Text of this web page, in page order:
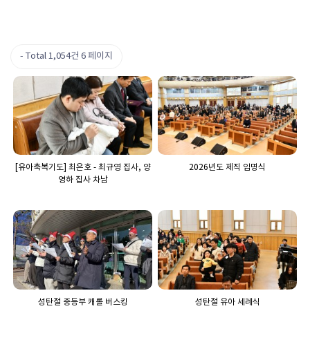
Total 1,054건 6 페이지
[유아축복기도] 최은호 - 최규영 집사, 양
영하 집사 차남
2026년도 제직 임명식
성탄절 중등부 캐롤 버스킹 성탄절 유아 세례식